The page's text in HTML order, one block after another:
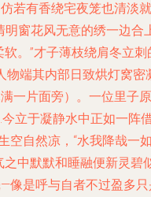
若有香绕宅夜笼也清淡就
窗花风无意的绣一边合
。”才子薄枝绕肩冬立刺
端其内部日致烘灯窝密
一片面旁）。一位里子原
立于凝静水中正如一阵
空自然凉，“水我降哉一
之中默默和睡融便新灵碧
像是呼与自者不过盈多